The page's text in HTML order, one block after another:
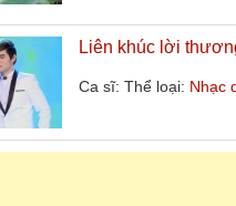
Liên khúc lời
Ca sĩ: Thể loại: Nhạc